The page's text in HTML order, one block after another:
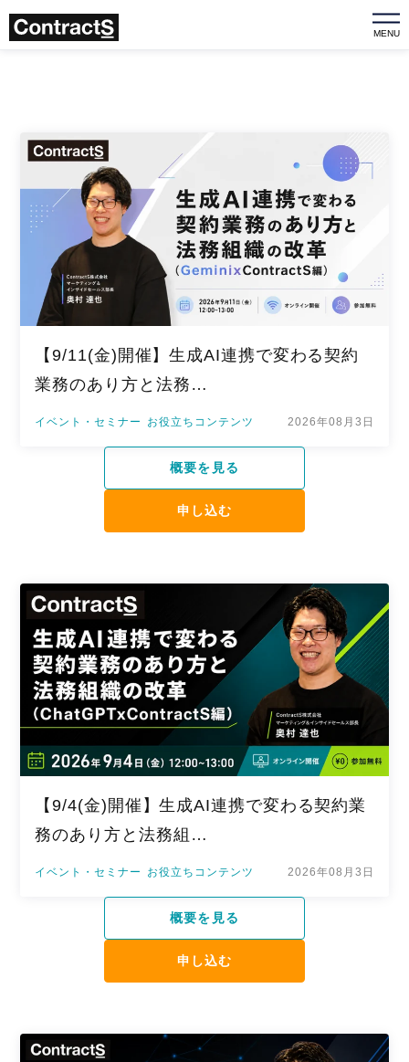
MENU
【9/11(金)開催】生成AI連携で変わる契約
業務のあり方と法務…
イベント・セミナー お役立ちコンテンツ 2026年08月3日
概要を見る
申し込む
【9/4(金)開催】生成AI連携で変わる契約業
務のあり方と法務組…
イベント・セミナー お役立ちコンテンツ 2026年08月3日
概要を見る
申し込む